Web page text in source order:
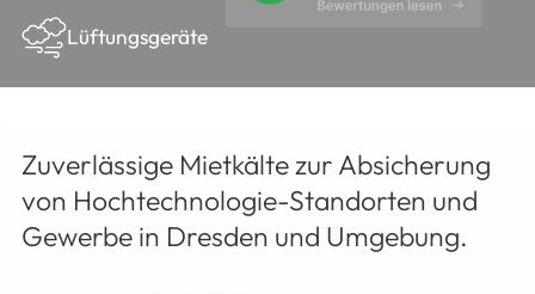
Lüftungsgeräte
Zuverlässige Mietkälte zur Absicherung
von Hochtechnologie-Standorten und
Gewerbe in Dresden und Umgebung.